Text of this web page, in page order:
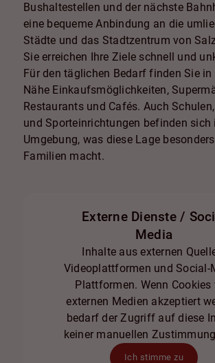
Bushaltestellen und der nächste
eine bequeme Anbindung an die
Städte und das Stadtzentrum von
Sie erreichen Ihre Ziele schnell und
Für den täglichen Bedarf finden Sie
Nähe Einkaufsmöglichkeiten,
Restaurants und Cafés. Auch
und Sporteinrichtungen befinden sich
Umgebung, was diese Lage
Familien macht.
Externe Dienste /
Media
Inhalte aus externen
Videoplattformen und Social-
Plattformen. Wenn Cookies
externen Medien akzeptiert
bedarf der Zugriff auf diese
keiner manuellen
Ich stimme zu